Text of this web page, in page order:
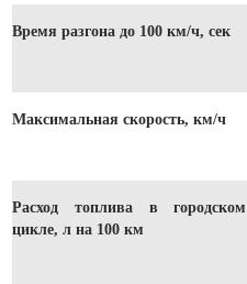
Время разгона до 100 км/ч, сек
Максимальная скорость, км/ч
Расход топлива в городском
цикле, л на 100 км